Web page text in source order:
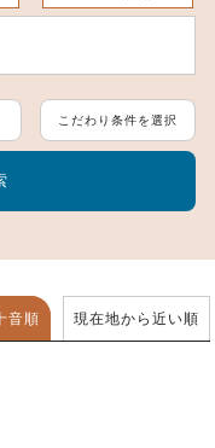
こだわり条件を選択
音順 現在地から近い順